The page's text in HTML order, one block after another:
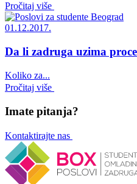
Pročitaj više
01.12.2017.
Da li zadruga uzima
Koliko za...
Pročitaj više
Imate pitanja?
Kontaktirajte nas